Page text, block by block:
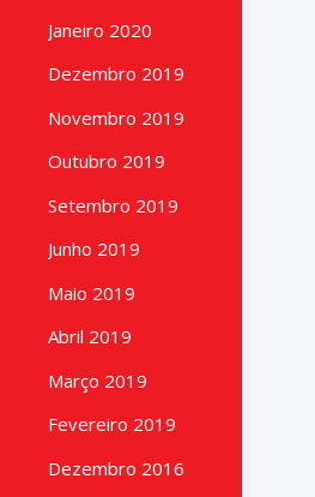
Janeiro 2020
Dezembro 2019
Novembro 2019
Outubro 2019
Setembro 2019
Junho 2019
Maio 2019
Abril 2019
Março 2019
Fevereiro 2019
Dezembro 2016